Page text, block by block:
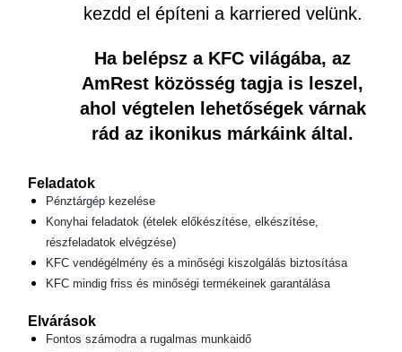
kezdd el építeni a karriered velünk.
Ha belépsz a KFC világába, az
AmRest közösség tagja is leszel,
ahol végtelen lehetőségek várnak
rád az ikonikus márkáink által.
Feladatok
Pénztárgép kezelése
Konyhai feladatok (ételek előkészítése, elkészítése,
részfeladatok elvégzése)
KFC vendégélmény és a minőségi kiszolgálás biztosítása
KFC mindig friss és minőségi termékeinek garantálása
Elvárások
Fontos számodra a rugalmas munkaidő